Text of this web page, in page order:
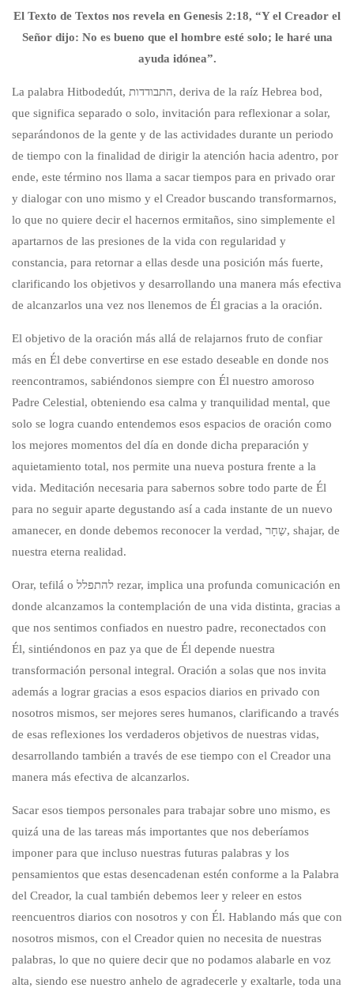
El Texto de Textos nos revela en Genesis 2:18, “Y el Creador el
Señor dijo: No es bueno que el hombre esté solo; le haré una
ayuda idónea”.
La palabra Hitbodedút, התבודדות, deriva de la raíz Hebrea bod,
que significa separado o solo, invitación para reflexionar a solar,
separándonos de la gente y de las actividades durante un periodo
de tiempo con la finalidad de dirigir la atención hacia adentro, por
ende, este término nos llama a sacar tiempos para en privado orar
y dialogar con uno mismo y el Creador buscando transformarnos,
lo que no quiere decir el hacernos ermitaños, sino simplemente el
apartarnos de las presiones de la vida con regularidad y
constancia, para retornar a ellas desde una posición más fuerte,
clarificando los objetivos y desarrollando una manera más efectiva
de alcanzarlos una vez nos llenemos de Él gracias a la oración.
El objetivo de la oración más allá de relajarnos fruto de confiar
más en Él debe convertirse en ese estado deseable en donde nos
reencontramos, sabiéndonos siempre con Él nuestro amoroso
Padre Celestial, obteniendo esa calma y tranquilidad mental, que
solo se logra cuando entendemos esos espacios de oración como
los mejores momentos del día en donde dicha preparación y
aquietamiento total, nos permite una nueva postura frente a la
vida. Meditación necesaria para sabernos sobre todo parte de Él
para no seguir aparte degustando así a cada instante de un nuevo
amanecer, en donde debemos reconocer la verdad, שַחָר, shajar, de
nuestra eterna realidad.
Orar, tefilá o להתפלל rezar, implica una profunda comunicación en
donde alcanzamos la contemplación de una vida distinta, gracias a
que nos sentimos confiados en nuestro padre, reconectados con
Él, sintiéndonos en paz ya que de Él depende nuestra
transformación personal integral. Oración a solas que nos invita
además a lograr gracias a esos espacios diarios en privado con
nosotros mismos, ser mejores seres humanos, clarificando a través
de esas reflexiones los verdaderos objetivos de nuestras vidas,
desarrollando también a través de ese tiempo con el Creador una
manera más efectiva de alcanzarlos.
Sacar esos tiempos personales para trabajar sobre uno mismo, es
quizá una de las tareas más importantes que nos deberíamos
imponer para que incluso nuestras futuras palabras y los
pensamientos que estas desencadenan estén conforme a la Palabra
del Creador, la cual también debemos leer y releer en estos
reencuentros diarios con nosotros y con Él. Hablando más que con
nosotros mismos, con el Creador quien no necesita de nuestras
palabras, lo que no quiere decir que no podamos alabarle en voz
alta, siendo ese nuestro anhelo de agradecerle y exaltarle, toda una